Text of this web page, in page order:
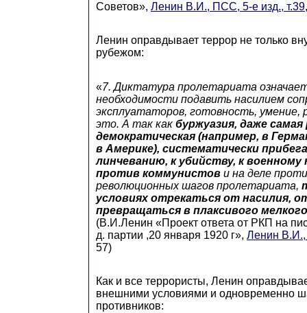
Советов», Ленин В.И., ПСС, 5-е изд., т.39
Ленин оправдывает террор не только
рубежом:
«7. Диктатура пролетариата
необходимости подавить насилием
эксплуататоров, готовность, умение,
это. А так как буржуазия, даже самая
демократическая (например, в
в Америке), систематически
линчеванию, к убийству, к
против коммунистов и на деле
революционных шагов пролетариата,
условиях отрекаться от насилия,
превращаться в плаксивого
(В.И.Ленин «Проект ответа от РКП на
д. партии ,20 января 1920 г», Ленин В.И.,
57)
Как и все террористы, Ленин
внешними условиями и одновременно
противников: